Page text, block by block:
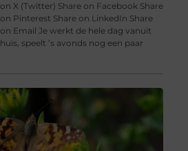
on X (Twitter) Share on Facebook Share
on Pinterest Share on LinkedIn Share
on Email Je werkt de hele dag vanuit
huis, speelt ’s avonds nog een paar